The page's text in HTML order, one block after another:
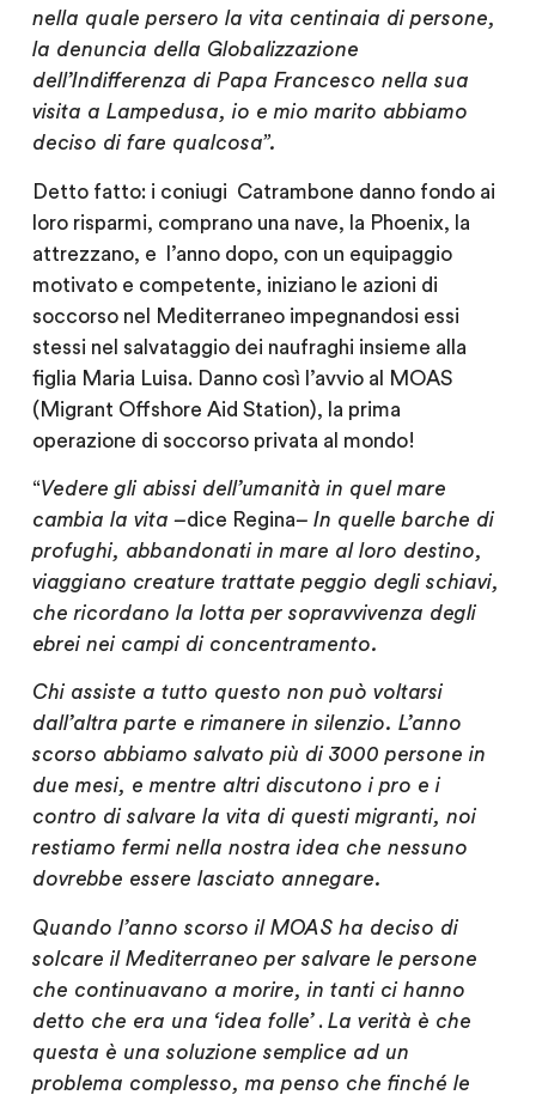
nella quale persero la vita centinaia di persone,
la denuncia della Globalizzazione
dell’Indifferenza di Papa Francesco nella sua
visita a Lampedusa, io e mio marito abbiamo
deciso di fare qualcosa”.
Detto fatto: i coniugi Catrambone danno fondo ai
loro risparmi, comprano una nave, la Phoenix, la
attrezzano, e
l’anno dopo, con un equipaggio
motivato e competente, iniziano le azioni di
soccorso nel Mediterraneo impegnandosi essi
stessi nel salvataggio dei naufraghi insieme alla
figlia Maria Luisa. Danno così l’avvio al
MOAS
(Migrant Offshore Aid Station), la prima
operazione di soccorso privata al mondo!
“Vedere gli abissi dell’umanità in quel mare
cambia la vita –dice Regina– In quelle barche di
profughi, abbandonati in mare al loro destino,
viaggiano creature trattate peggio degli schiavi,
che ricordano la lotta per sopravvivenza degli
ebrei nei campi di concentramento.
Chi assiste a tutto questo non può voltarsi
dall’altra parte e rimanere in silenzio. L’anno
scorso abbiamo salvato più di 3000 persone in
due mesi, e mentre altri discutono i pro e i
contro di salvare la vita di questi migranti, noi
restiamo fermi nella nostra idea che nessuno
dovrebbe essere lasciato annegare.
Quando l’anno scorso il MOAS ha deciso di
solcare il Mediterraneo per salvare le persone
che continuavano a morire, in tanti ci hanno
detto che era una ‘idea folle’. La verità è che
questa è una soluzione semplice ad un
problema complesso, ma penso che finché le